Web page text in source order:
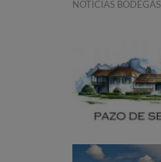
NOTICIAS BODEGAS